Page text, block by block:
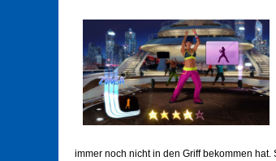
immer noch nicht in den Griff bekommen hat.